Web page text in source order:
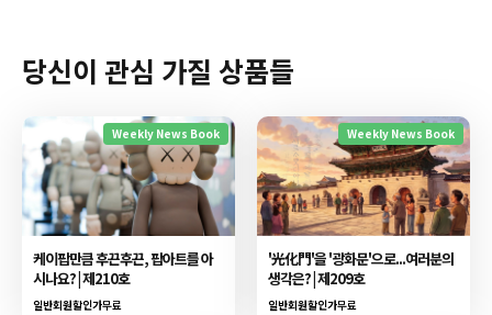
당신이 관심 가질 상품들
Weekly News Book
케이팝만큼 후끈후끈, 팝아트를 아
시나요? | 제210호
일반회원할인가무료
Weekly News Book
'光化門'을 '광화문'으로...여러분의
생각은? | 제209호
일반회원할인가무료